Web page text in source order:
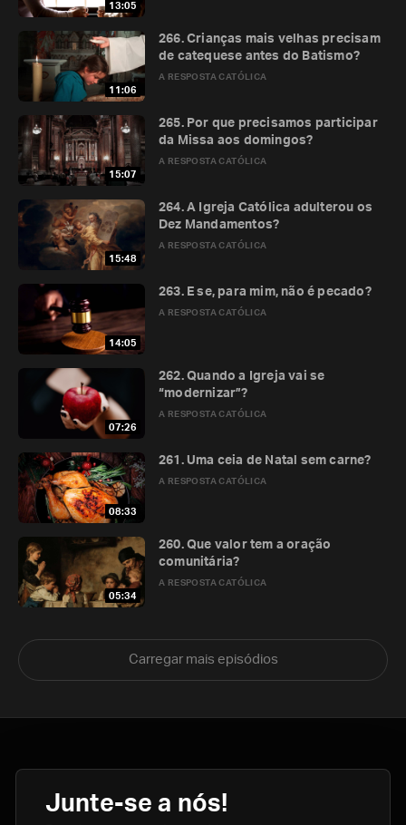
13:05
11:06
A RESPOSTA CATÓLICA
266. Crianças mais velhas precisam
de catequese antes do Batismo?
15:07
A RESPOSTA CATÓLICA
265. Por que precisamos participar
da Missa aos domingos?
15:48
A RESPOSTA CATÓLICA
264. A Igreja Católica adulterou os
Dez Mandamentos?
14:05
A RESPOSTA CATÓLICA
263. E se, para mim, não é pecado?
07:26
A RESPOSTA CATÓLICA
262. Quando a Igreja vai se
“modernizar”?
08:33
A RESPOSTA CATÓLICA
261. Uma ceia de Natal sem carne?
05:34
A RESPOSTA CATÓLICA
260. Que valor tem a oração
comunitária?
Carregar mais episódios
Junte-se a nós!